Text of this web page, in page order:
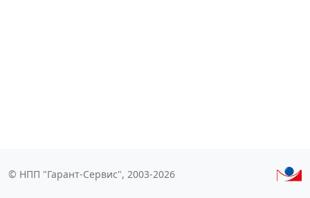
© НПП "Гарант-Сервис", 2003-2026